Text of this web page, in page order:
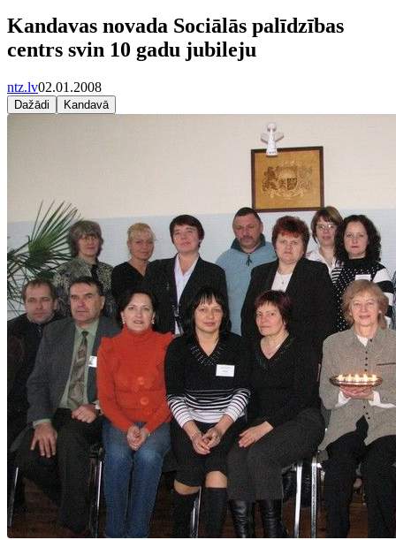
Kandavas novada Sociālās palīdzības
centrs svin 10 gadu jubileju
ntz.lv02.01.2008
Dažādi Kandavā